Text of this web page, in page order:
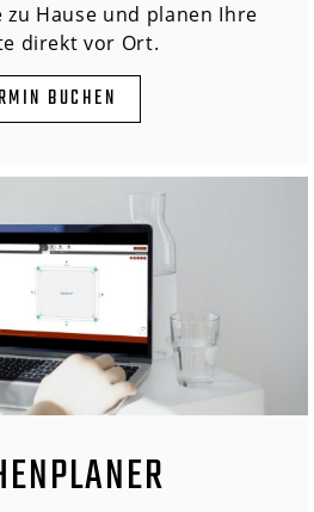
zu Hause und planen Ihre
direkt vor Ort.
BUCHEN